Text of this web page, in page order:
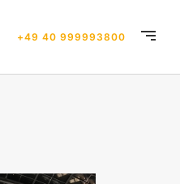
+49 40 999993800